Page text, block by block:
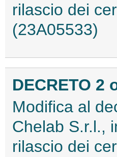
rilascio dei
(23A05533)
DECRETO 2
Modifica al
Chelab S.r.l.,
rilascio dei